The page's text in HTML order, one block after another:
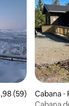
de uma avaliação
(59)
Cabana ⋅